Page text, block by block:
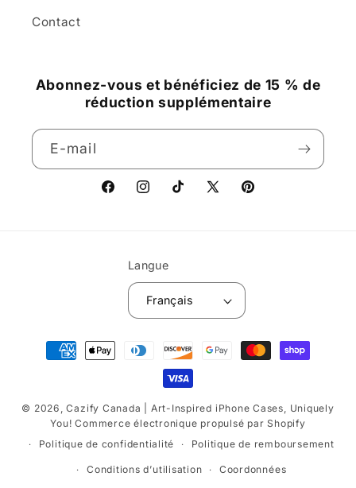
Contact
Abonnez-vous et bénéficiez de 15 % de
réduction supplémentaire
E-mail
FacebookInstagramTikTokX
Pinterest
Langue
Français
Moyens
de
© 2026,Cazify Canada | Art-Inspired iPhone Cases, Uniquely
You! Commerce électronique propulsé par Shopify
Politique de confidentialité
Politique de remboursement
Conditions d’utilisation Coordonnées